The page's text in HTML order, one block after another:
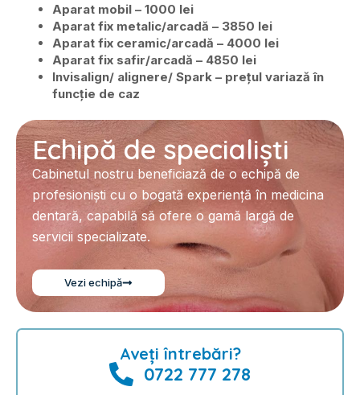
Aparat mobil – 1000 lei
Aparat fix metalic/arcadă – 3850 lei
Aparat fix ceramic/arcadă – 4000 lei
Aparat fix safir/arcadă – 4850 lei
Invisalign/ alignere/ Spark – prețul variază în
funcție de caz
Echipă de specialiști
Cabinetul nostru beneficiază de o echipă de
profesioniști cu o bogată experiență în medicina
dentară, capabilă să ofere o gamă largă de
servicii specializate.
Vezi echipă
Aveți întrebări?
0722 777 278